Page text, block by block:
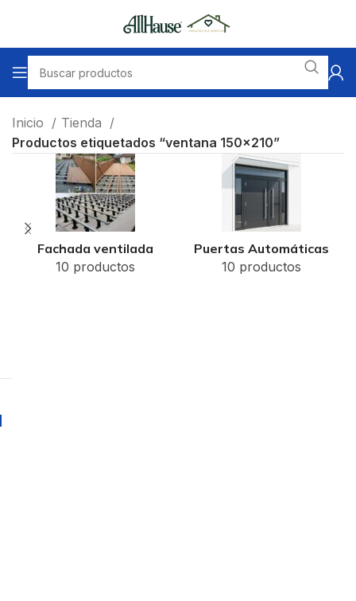
Inicio
Tienda
Productos etiquetados “ventana 150x210”
Fachada ventilada
10 productos
Puertas Automáticas
10 productos